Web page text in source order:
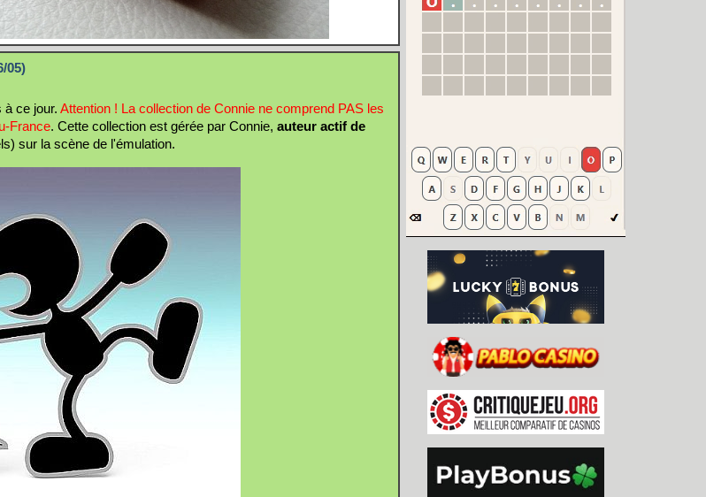
05)
à ce jour. Attention ! La collection de Connie ne comprend PAS les
France. Cette collection est gérée par Connie, auteur actif de
sur la scène de l'émulation.